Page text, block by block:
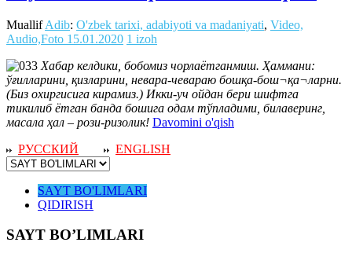
MuallifAdib: O'zbek tarixi, adabiyoti va madaniyati, Video,
Audio,Foto 15.01.2020 1 izoh
Хабар келдики, бобомиз чорлаётганмиш. Ҳаммани:
ўғилларини, қизларини, невара-чевараю бошқа-бош¬қа¬ларни.
(Биз охиргисига кирамиз.) Икки-уч ойдан бери шифтга
тикилиб ётган банда бошига одам тўпладими, билаверинг,
масала ҳал – рози-ризолик! Davomini o'qish
РУССКИЙ
ENGLISH
SAYT BO'LIMLARI
QIDIRISH
SAYT BO’LIMLARI